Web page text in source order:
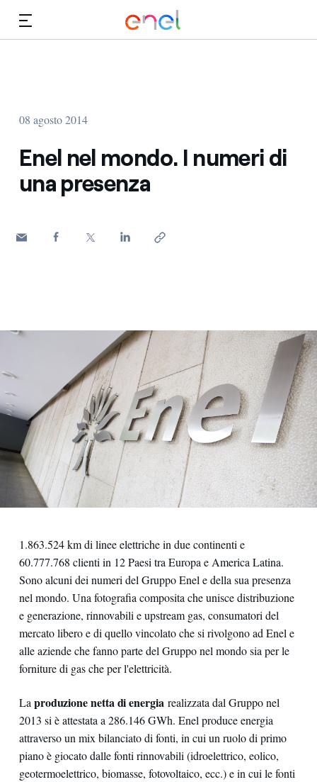
08 agosto 2014
Enel nel mondo. I numeri di
una presenza
1.863.524 km di linee elettriche in due continenti e
60.777.768 clienti in 12 Paesi tra Europa e America Latina.
Sono alcuni dei numeri del Gruppo Enel e della sua presenza
nel mondo. Una fotografia composita che unisce distribuzione
e generazione, rinnovabili e upstream gas, consumatori del
mercato libero e di quello vincolato che si rivolgono ad Enel e
alle aziende che fanno parte del Gruppo nel mondo sia per le
forniture di gas che per l'elettricità.
La produzione netta di energia realizzata dal Gruppo nel
2013 si è attestata a 286.146 GWh. Enel produce energia
attraverso un mix bilanciato di fonti, in cui un ruolo di primo
piano è giocato dalle fonti rinnovabili (idroelettrico, eolico,
geotermoelettrico, biomasse, fotovoltaico, ecc.) e in cui le fonti